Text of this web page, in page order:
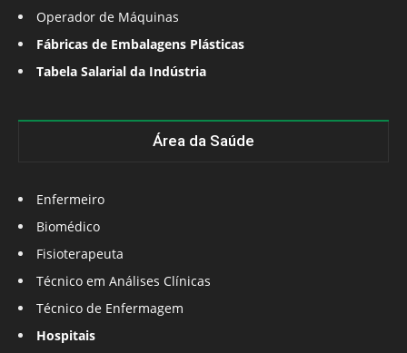
Operador de Máquinas
Fábricas de Embalagens Plásticas
Tabela Salarial da Indústria
Área da Saúde
Enfermeiro
Biomédico
Fisioterapeuta
Técnico em Análises Clínicas
Técnico de Enfermagem
Hospitais